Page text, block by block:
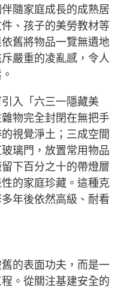
隨家庭成長的成熟居
、孩子的美勞教材等
舊將物品一覽無遺地
嚴重的凌亂感，令人
入「六三一隱藏美
物完全封閉在無把手
視覺淨土；三成空間
璃門，放置常用物品
下百分之十的帶燈層
的家庭珍藏。這種克
年後依然高級、耐看
的表面功夫，而是一
。從關注基建安全的